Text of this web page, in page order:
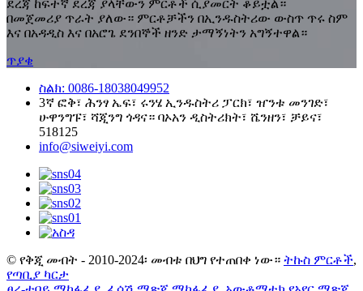
ደረጃ ከፍተኛ ደረጃ ያላቸውን ምርቶች ሲያመርት ቆይቷል።
በመጀመሪያ ጥራት ያለው። ምርቶቻችን በኢንዱስትሪው ውስጥ ጥሩ ስም
እና በአዳዲስ እና በአሮጌ ደንበኞች ዘንድ ታማኝነትን አግኝተዋል።
ጥያቄ
ስልክ: 0086-18038049952
3ኛ ፎቅ፣ ሕንፃ ኤፍ፣ ሩንሄ ኢንዱስትሪ ፓርክ፣ ዠንቱ መንገድ፣
ሁዋንግፑ፣ ሻጂንግ ጎዳና። ባኦአን ዲስትሪክት፣ ሼንዘን፣ ቻይና፣
518125
info@siweiyi.com
© የቅጂ መብት - 2010-2024፡ መብቱ በህግ የተጠበቀ ነው። ትኩስ ምርቶች,
የጣቢያ ካርታ